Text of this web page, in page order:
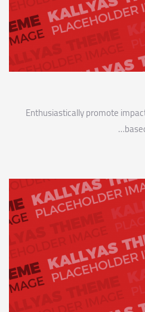
Enthusiastically promote